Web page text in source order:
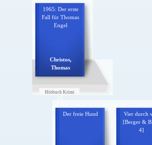
1965: Der erste
Fall für Thomas
Engel
Christos,
Thomas
Hörbuch Krimi
Der freie Hund
Vier durch
[Berger &
4]